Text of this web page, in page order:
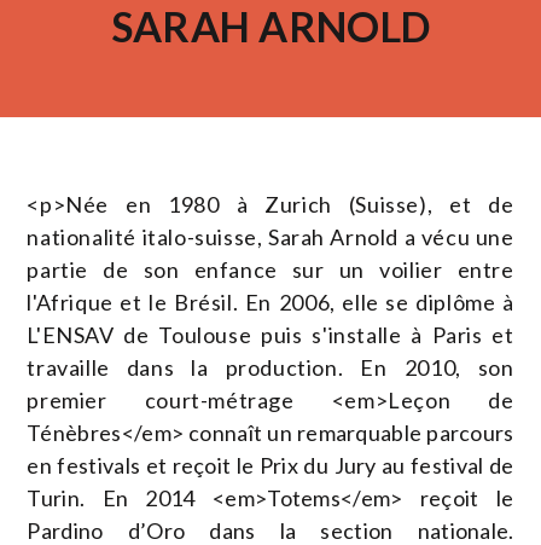
SARAH ARNOLD
<p>Née en 1980 à Zurich (Suisse), et de
nationalité italo-suisse, Sarah Arnold a vécu une
partie de son enfance sur un voilier entre
l'Afrique et le Brésil. En 2006, elle se diplôme à
L'ENSAV de Toulouse puis s'installe à Paris et
travaille dans la production. En 2010, son
premier court-métrage <em>Leçon de
Ténèbres</em> connaît un remarquable parcours
en festivals et reçoit le Prix du Jury au festival de
Turin. En 2014 <em>Totems</em> reçoit le
Pardino d’Oro dans la section nationale.